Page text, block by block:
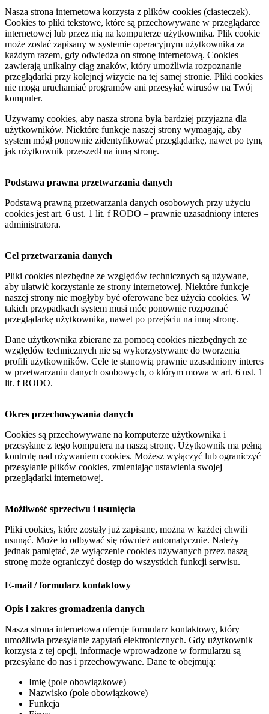
Nasza strona internetowa korzysta z plików cookies (ciasteczek).
Cookies to pliki tekstowe, które są przechowywane w przeglądarce
internetowej lub przez nią na komputerze użytkownika. Plik cookie
może zostać zapisany w systemie operacyjnym użytkownika za
każdym razem, gdy odwiedza on stronę internetową. Cookies
zawierają unikalny ciąg znaków, który umożliwia rozpoznanie
przeglądarki przy kolejnej wizycie na tej samej stronie. Pliki cookies
nie mogą uruchamiać programów ani przesyłać wirusów na Twój
komputer.
Używamy cookies, aby nasza strona była bardziej przyjazna dla
użytkowników. Niektóre funkcje naszej strony wymagają, aby
system mógł ponownie zidentyfikować przeglądarkę, nawet po tym,
jak użytkownik przeszedł na inną stronę.
Podstawa prawna przetwarzania danych
Podstawą prawną przetwarzania danych osobowych przy użyciu
cookies jest art. 6 ust. 1 lit. f RODO – prawnie uzasadniony interes
administratora.
Cel przetwarzania danych
Pliki cookies niezbędne ze względów technicznych są używane,
aby ułatwić korzystanie ze strony internetowej. Niektóre funkcje
naszej strony nie mogłyby być oferowane bez użycia cookies. W
takich przypadkach system musi móc ponownie rozpoznać
przeglądarkę użytkownika, nawet po przejściu na inną stronę.
Dane użytkownika zbierane za pomocą cookies niezbędnych ze
względów technicznych nie są wykorzystywane do tworzenia
profili użytkowników. Cele te stanowią prawnie uzasadniony interes
w przetwarzaniu danych osobowych, o którym mowa w art. 6 ust. 1
lit. f RODO.
Okres przechowywania danych
Cookies są przechowywane na komputerze użytkownika i
przesyłane z tego komputera na naszą stronę. Użytkownik ma pełną
kontrolę nad używaniem cookies. Możesz wyłączyć lub ograniczyć
przesyłanie plików cookies, zmieniając ustawienia swojej
przeglądarki internetowej.
Możliwość sprzeciwu i usunięcia
Pliki cookies, które zostały już zapisane, można w każdej chwili
usunąć. Może to odbywać się również automatycznie. Należy
jednak pamiętać, że wyłączenie cookies używanych przez naszą
stronę może ograniczyć dostęp do wszystkich funkcji serwisu.
E-mail / formularz kontaktowy
Opis i zakres gromadzenia danych
Nasza strona internetowa oferuje formularz kontaktowy, który
umożliwia przesyłanie zapytań elektronicznych. Gdy użytkownik
korzysta z tej opcji, informacje wprowadzone w formularzu są
przesyłane do nas i przechowywane. Dane te obejmują:
Imię (pole obowiązkowe)
Nazwisko (pole obowiązkowe)
Funkcja